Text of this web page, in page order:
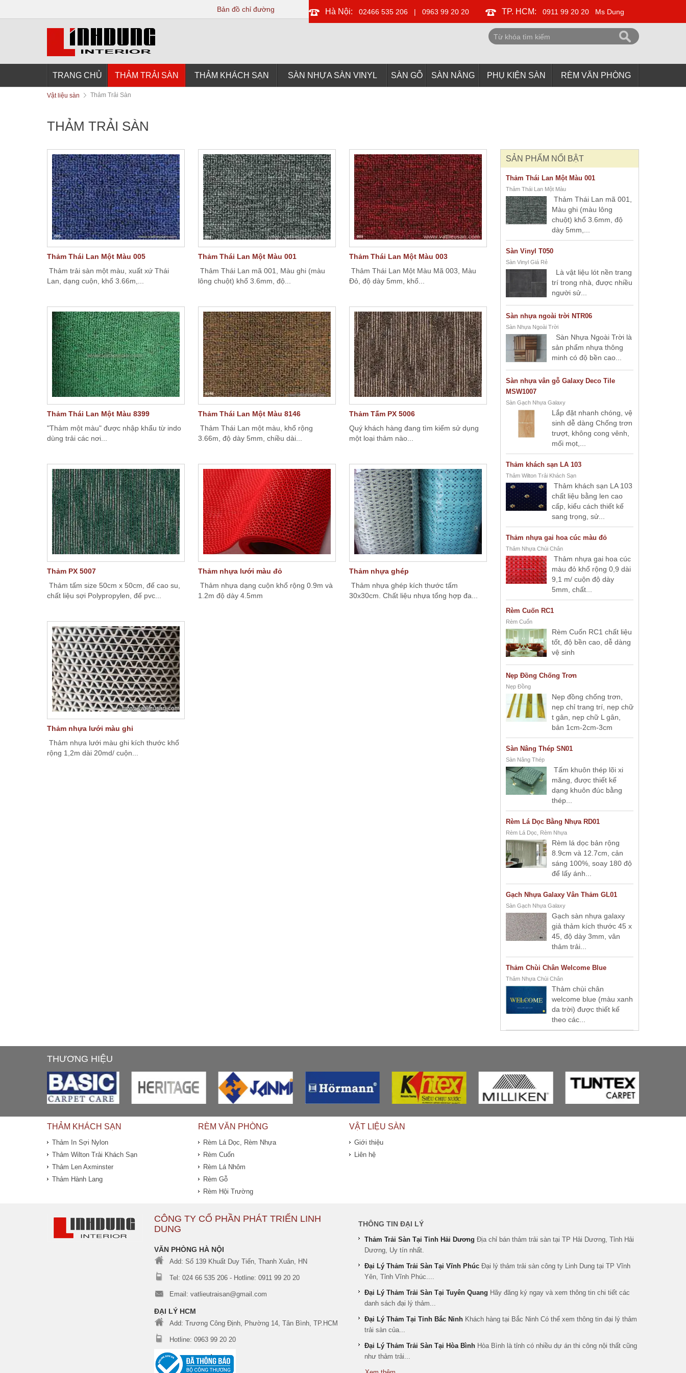
Bản đồ chỉ đường Hà Nội: 02466 535 206 | 0963 99 20 20 TP. HCM: 0911 99 20 20 Ms Dung
TRANG CHỦ THẢM TRẢI SÀN THẢM KHÁCH SẠN SÀN NHỰA SÀN VINYL SÀN GỖ SÀN NÂNG PHỤ KIỆN SÀN RÈM VĂN PHÒNG
Vật liệu sàn Thảm Trải Sàn
THẢM TRẢI SÀN
Thảm Thái Lan Một Màu 005
Thảm trải sàn một màu, xuất xứ Thái
Lan, dạng cuộn, khổ 3.66m,...
Thảm Thái Lan Một Màu 001
Thảm Thái Lan mã 001, Màu ghi (màu
lông chuột) khổ 3.6mm, độ...
Thảm Thái Lan Một Màu 003
Thảm Thái Lan Một Màu Mã 003, Màu
Đỏ, độ dày 5mm, khổ...
Thảm Thái Lan Một Màu 8399
"Thảm một màu" được nhập khẩu từ indo
dùng trải các nơi...
Thảm Thái Lan Một Màu 8146
Thảm Thái Lan một màu, khổ rộng
3.66m, độ dày 5mm, chiều dài...
Thảm Tấm PX 5006
Quý khách hàng đang tìm kiếm sử dụng
một loại thảm nào...
Thảm PX 5007
Thảm tấm size 50cm x 50cm, đế cao su,
chất liệu sợi Polypropylen, đế pvc...
Thảm nhựa lưới màu đỏ
Thảm nhựa dạng cuộn khổ rộng 0.9m và
1.2m độ dày 4.5mm
Thảm nhựa ghép
Thảm nhựa ghép kích thước tấm
30x30cm. Chất liệu nhựa tổng hợp đa...
Thảm nhựa lưới màu ghi
Thảm nhựa lưới màu ghi kích thước khổ
rộng 1,2m dài 20md/ cuộn...
SẢN PHẨM NỔI BẬT
Thảm Thái Lan Một Màu 001
Thảm Thái Lan Một Màu
Thảm Thái Lan mã 001,
Màu ghi (màu lông
chuột) khổ 3.6mm, độ
dày 5mm,...
Sàn Vinyl T050
Sàn Vinyl Giá Rẻ
Là vật liệu lót nền trang
trí trong nhà, được nhiều
người sử...
Sàn nhựa ngoài trời NTR06
Sàn Nhựa Ngoài Trời
Sàn Nhựa Ngoài Trời là
sản phẩm nhựa thông
minh có độ bền cao...
Sàn nhựa vân gỗ Galaxy Deco Tile
MSW1007
Sàn Gạch Nhựa Galaxy
Lắp đặt nhanh chóng, vệ
sinh dễ dàng Chống trơn
trượt, không cong vênh,
mối mọt,...
Thảm khách sạn LA 103
Thảm Wilton Trải Khách Sạn
Thảm khách sạn LA 103
chất liệu bằng len cao
cấp, kiểu cách thiết kế
sang trọng, sử...
Thảm nhựa gai hoa cúc màu đỏ
Thảm Nhựa Chùi Chân
Thảm nhựa gai hoa cúc
màu đỏ khổ rộng 0,9 dài
9,1 m/ cuộn độ dày
5mm, chất...
Rèm Cuốn RC1
Rèm Cuốn
Rèm Cuốn RC1 chất liệu
tốt, độ bền cao, dễ dàng
vệ sinh
Nẹp Đồng Chống Trơn
Nẹp Đồng
Nẹp đồng chống trơn,
nẹp chỉ trang trí, nẹp chữ
t gân, nẹp chữ L gân,
bản 1cm-2cm-3cm
Sàn Nâng Thép SN01
Sàn Nâng Thép
Tấm khuôn thép lõi xi
măng, được thiết kế
dạng khuôn đúc bằng
thép...
Rèm Lá Dọc Bằng Nhựa RD01
Rèm Lá Dọc, Rèm Nhựa
Rèm lá dọc bản rộng
8.9cm và 12.7cm, cản
sáng 100%, soay 180 độ
để lấy ánh...
Gạch Nhựa Galaxy Vân Thảm GL01
Sàn Gạch Nhựa Galaxy
Gạch sàn nhựa galaxy
giả thảm kích thước 45 x
45, độ dày 3mm, vân
thảm trải...
Thảm Chùi Chân Welcome Blue
Thảm Nhựa Chùi Chân
Thảm chùi chân
welcome blue (màu xanh
da trời) được thiết kế
theo các...
THƯƠNG HIỆU
THẢM KHÁCH SẠN
Thảm In Sợi Nylon
Thảm Wilton Trải Khách Sạn
Thảm Len Axminster
Thảm Hành Lang
RÈM VĂN PHÒNG
Rèm Lá Dọc, Rèm Nhựa
Rèm Cuốn
Rèm Lá Nhôm
Rèm Gỗ
Rèm Hội Trường
VẬT LIỆU SÀN
Giới thiệu
Liên hệ
CÔNG TY CỔ PHẦN PHÁT TRIỂN LINH
DUNG
VĂN PHÒNG HÀ NỘI
Add: Số 139 Khuất Duy Tiến, Thanh Xuân, HN
Tel: 024 66 535 206 - Hotline: 0911 99 20 20
Email: vatlieutraisan@gmail.com
ĐẠI LÝ HCM
Add: Trương Công Định, Phường 14, Tân Bình, TP.HCM
Hotline: 0963 99 20 20
THÔNG TIN ĐẠI LÝ
Thảm Trải Sàn Tại Tỉnh Hải Dương Địa chỉ bán thảm trải sàn tại TP Hải Dương, Tỉnh Hải
Dương, Uy tín nhất.
Đại Lý Thảm Trải Sàn Tại Vĩnh Phúc Đại lý thảm trải sàn công ty Linh Dung tại TP Vĩnh
Yên, Tỉnh Vĩnh Phúc....
Đại Lý Thảm Trải Sàn Tại Tuyên Quang Hãy đăng ký ngay và xem thông tin chi tiết các
danh sách đại lý thảm...
Đại Lý Thảm Tại Tỉnh Bắc Ninh Khách hàng tại Bắc Ninh Có thể xem thông tin đại lý thảm
trải sàn của...
Đại Lý Thảm Trải Sàn Tại Hòa Bình Hòa Bình là tỉnh có nhiều dự án thi công nội thất cũng
như thảm trải...